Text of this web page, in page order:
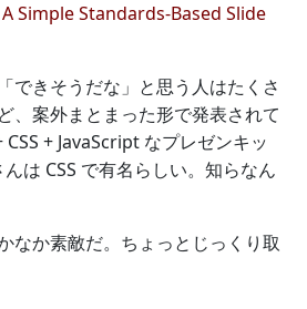
A Simple Standards-Based Slide
できそうだな」と思う人はたくさ
、案外まとまった形で発表されて
+ JavaScript なプレゼンキッ
は CSS で有名らしい。知らなん
なか素敵だ。ちょっとじっくり取